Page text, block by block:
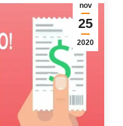
nov
25
2020